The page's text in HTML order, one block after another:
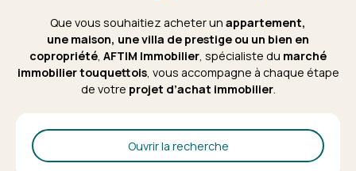
RÉSERVEZ VOS VACANCES
Que vous souhaitiez acheter un appartement,
une maison, une villa de prestige ou un bien en
copropriété, AFTIM Immobilier, spécialiste du marché
immobilier touquettois, vous accompagne à chaque étape
de votre projet d’achat immobilier.
Ouvrir la recherche